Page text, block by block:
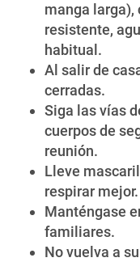
manga larga),
resistente,
habitual.
Al salir de
cerradas.
Siga las vías
cuerpos de
reunión.
Lleve
respirar mejor.
Manténgase
familiares.
No vuelva a